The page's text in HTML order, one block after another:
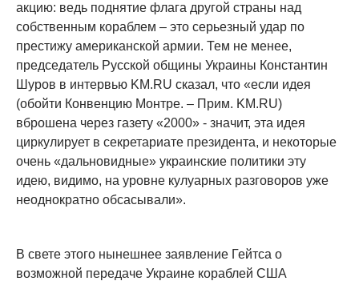
акцию: ведь поднятие флага другой страны над
собственным кораблем – это серьезный удар по
престижу американской армии. Тем не менее,
председатель Русской общины Украины Константин
Шуров в интервью KM.RU сказал, что «если идея
(обойти Конвенцию Монтре. – Прим. KM.RU)
вброшена через газету «2000» - значит, эта идея
циркулирует в секретариате президента, и некоторые
очень «дальновидные» украинские политики эту
идею, видимо, на уровне кулуарных разговоров уже
неоднократно обсасывали».
В свете этого нынешнее заявление Гейтса о
возможной передаче Украине кораблей США